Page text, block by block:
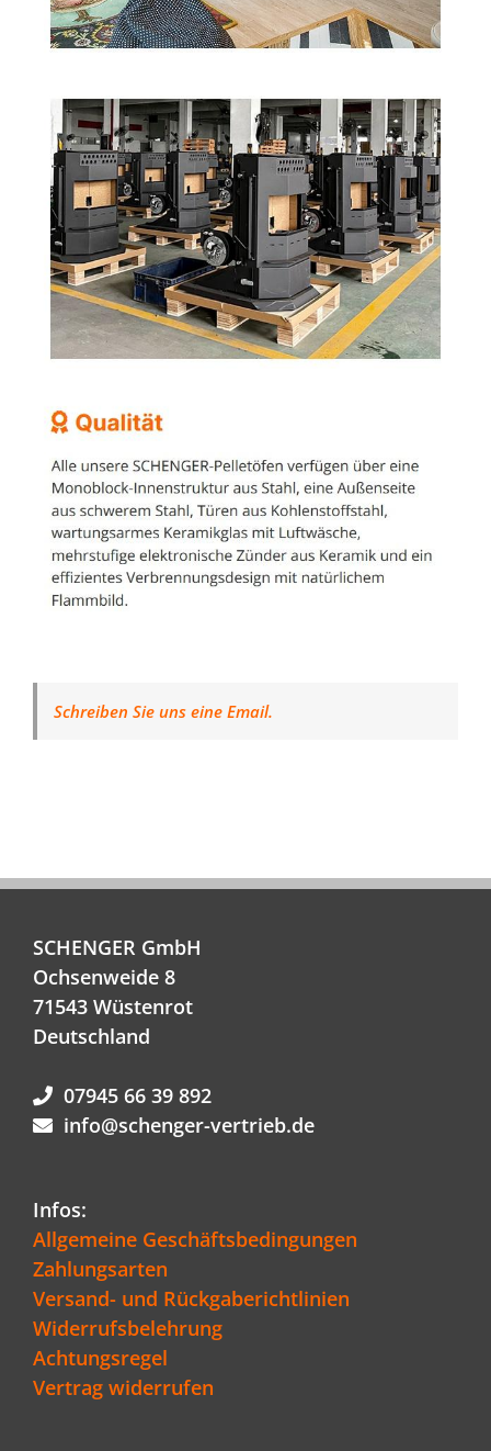
Schreiben Sie uns eine Email.
SCHENGER GmbH
Ochsenweide 8
71543 Wüstenrot
Deutschland
07945 66 39 892
info@schenger-vertrieb.de
Infos:
Allgemeine Geschäftsbedingungen
Zahlungsarten
Versand- und Rückgaberichtlinien
Widerrufsbelehrung
Achtungsregel
Vertrag widerrufen